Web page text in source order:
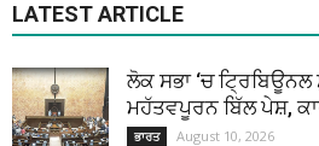
LATEST ARTICLE
ਲੋਕ ਸਭਾ ‘ਚ ਟ੍ਰਿਬਿਊਨਲ
ਮਹੱਤਵਪੂਰਨ ਬਿੱਲ ਪੇਸ਼,
ਭਾਰਤ August 10, 2026